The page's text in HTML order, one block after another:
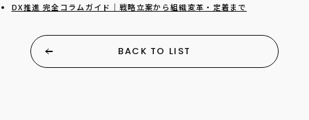
DX推進 完全コラムガイド｜戦略立案から組織変革・定着まで
BACK TO LIST